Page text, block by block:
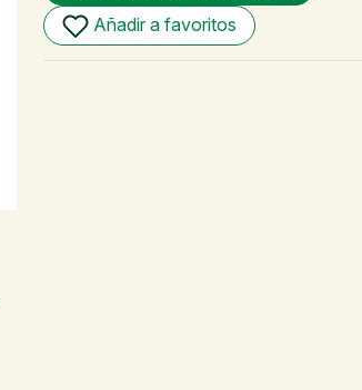
Añadir a favoritos